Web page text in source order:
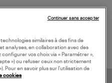
similaires à des fins de
analyses, en collaboration avec des
vos choix via « Paramétrer »,
») ou refuser ceux non strictement
Pour en savoir plus sur l’utilisation de
cookies
Continuer sans accepter